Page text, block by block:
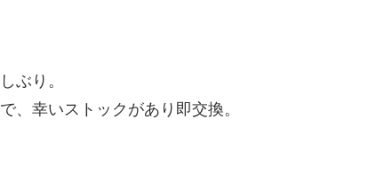
ぶり。
、幸いストックがあり即交換。